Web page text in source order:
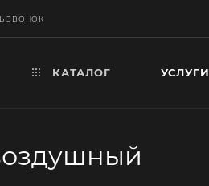
ЗВОНОК
КАТАЛОГ УСЛУГИ